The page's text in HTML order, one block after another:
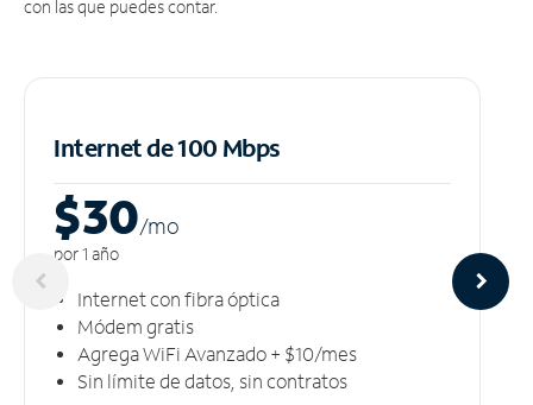
con las que puedes contar.
Internet de 100 Mbps
$30/mo
por 1 año
Internet con fibra óptica
Módem gratis
Agrega WiFi Avanzado + $10/mes
Sin límite de datos, sin contratos